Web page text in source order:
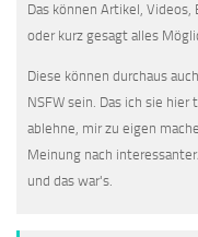
Das können Artikel,
oder kurz gesagt alles
Diese können durchaus
NSFW sein. Das ich sie
ablehne, mir zu eigen
Meinung nach
und das war's.